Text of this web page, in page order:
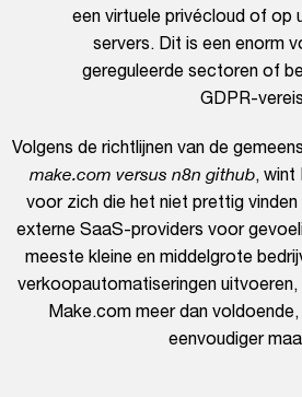
een virtuele privécloud of op
servers. Dit is een enorm
gereguleerde sectoren of
GDPR-
Volgens de richtlijnen van de
make.com versus n8n github, wint
voor zich die het niet prettig
externe SaaS-providers voor
meeste kleine en middelgrote
verkoopautomatiseringen
Make.com meer dan
eenvoudiger